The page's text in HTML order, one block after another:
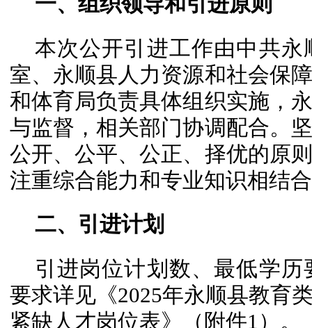
本次公开引进工作由中共
室、永顺县人力资源和社会保
和体育局负责具体组织实施，
与监督，相关部门协调配合。
公开、公平、公正、择优的原
注重综合能力和专业知识相结
二、引进计划
引进岗位计划数、最低学
要求详见《2025年永顺县教育
紧缺人才岗位表》（附件1）。